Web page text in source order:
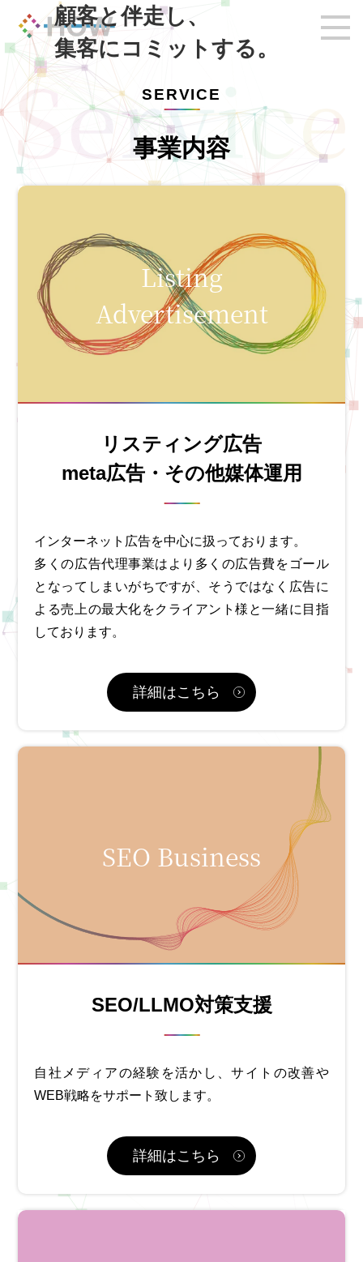
顧客と伴走し、
集客にコミットする。
SERVICE
事業内容
Listing
Advertisement
リスティング広告
meta広告・その他媒体運用
インターネット広告を中心に扱っております。
多くの広告代理事業はより多くの広告費をゴール
となってしまいがちですが、そうではなく広告に
よる売上の最大化をクライアント様と一緒に目指
しております。
詳細はこちら
SEO Business
SEO/LLMO対策支援
自社メディアの経験を活かし、サイトの改善や
WEB戦略をサポート致します。
詳細はこちら